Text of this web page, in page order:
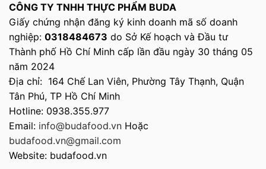
CÔNG TY TNHH THỰC PHẨM BUDA
Giấy chứng nhận đăng ký kinh doanh mã số doanh
nghiệp: 0318484673 do Sở Kế hoạch và Đầu tư
Thành phố Hồ Chí Minh cấp lần đầu ngày 30 tháng 05
năm 2024
Địa chỉ: 164 Chế Lan Viên, Phường Tây Thạnh, Quận
Tân Phú, TP Hồ Chí Minh
Hotline: 0938.355.977
Email: info@budafood.vn Hoặc
budafood.vn@gmail.com
Website: budafood.vn